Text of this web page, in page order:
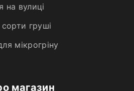
на вулиці
сорти груші
мікрогріну
магазин